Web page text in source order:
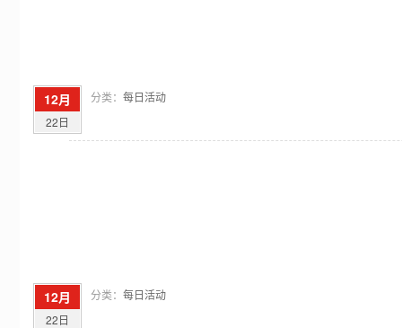
12月
22日
分类： 每日活动
12月
22日
分类： 每日活动